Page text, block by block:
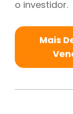
o investidor.
Mais